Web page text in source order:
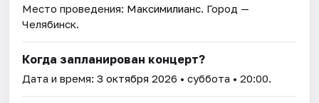
Место проведения: Максимилианс. Город —
Челябинск.
Когда запланирован концерт?
Дата и время:3 октября 2026 • суббота • 20:00.